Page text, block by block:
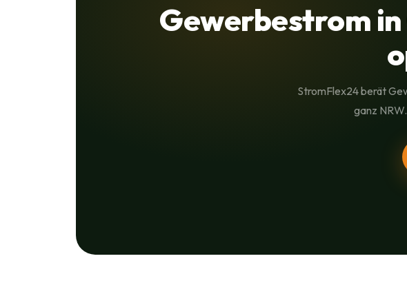
Gewerbestrom
StromFlex24 berät
ganz